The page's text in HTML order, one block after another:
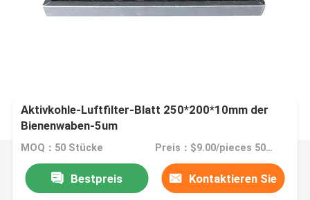
Aktivkohle-Luftfilter-Blatt 250*200*10mm der
Bienenwaben-5um
MOQ：50 Stücke Preis：$9.00/pieces 50-99 pieces
Bestpreis Kontaktieren Sie